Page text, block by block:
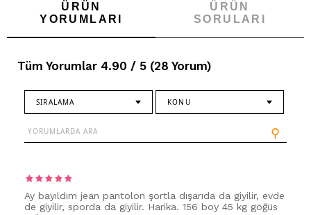
ÜRÜN
YORUMLARI
ÜRÜN
SORULARI
Tüm Yorumlar 4.90 / 5 (28 Yorum)
SIRALAMA KONU
⚲
Ay bayıldım jean pantolon şortla dışarıda da giyilir, evde
de giyilir, sporda da giyilir. Harika. 156 boy 45 kg göğüs